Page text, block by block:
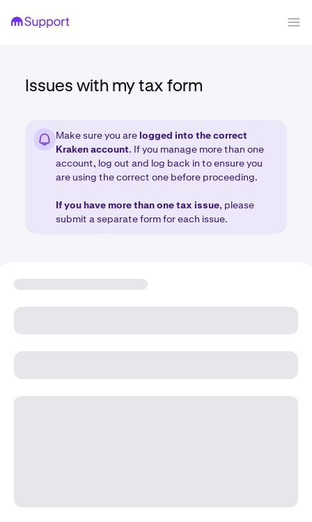
Issues with my tax form
Make sure you are logged into the correct
Kraken account. If you manage more than one
account, log out and log back in to ensure you
are using the correct one before proceeding.
If you have more than one tax issue, please
submit a separate form for each issue.